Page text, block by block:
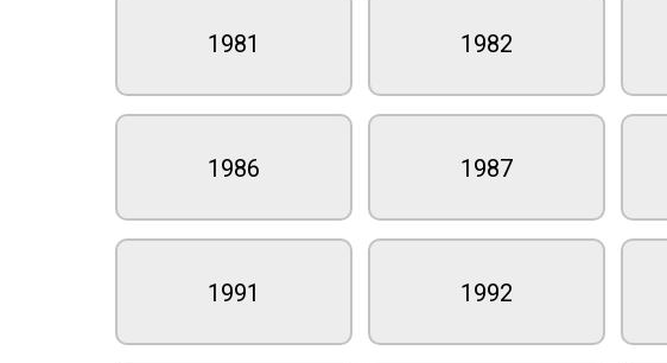
1981 1982
1986 1987
1991 1992